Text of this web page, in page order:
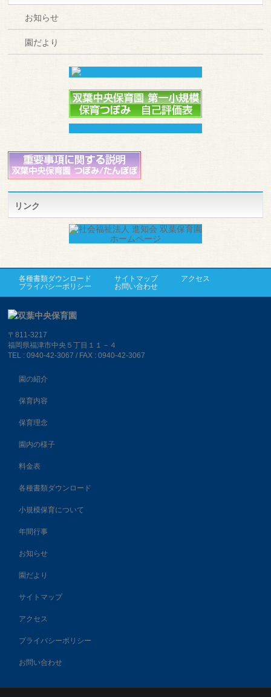
お知らせ
園だより
リンク
各種書類ダウンロード サイトマップ
アクセス
プライバシーポリシー
お問い合わせ
〒811-3217
福岡県福津市中央５丁目１１－４
TEL : 0940-42-3067 / FAX : 0940-42-3067
園の紹介
保育内容
保育理念
園内の様子
料金表
各種書類ダウンロード
小規模保育について
年間行事
お知らせ
園だより
サイトマップ
アクセス
プライバシーポリシー
お問い合わせ